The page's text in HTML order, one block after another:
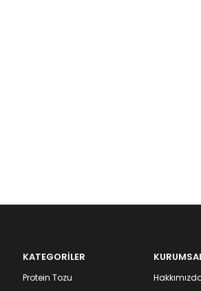
KATEGORİLER
Protein Tozu